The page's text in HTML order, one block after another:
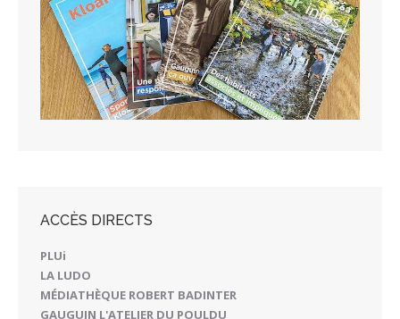
ACCÈS DIRECTS
PLUi
LA LUDO
MÉDIATHÈQUE ROBERT BADINTER
GAUGUIN L'ATELIER DU POULDU